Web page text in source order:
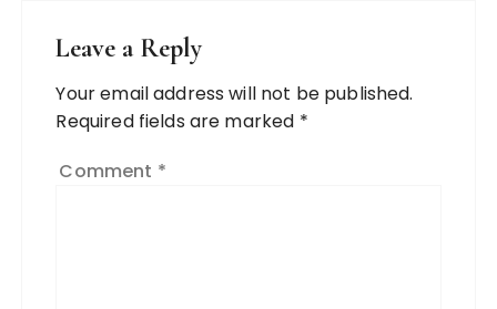
Leave a Reply
Your email address will not be published.
Required fields are marked *
Comment *